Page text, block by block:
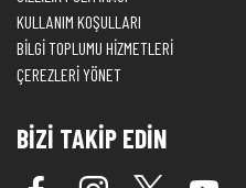
KULLANIM KOŞULLARI
BİLGİ TOPLUMU HİZMETLERİ
ÇEREZLERİ YÖNET
BİZİ TAKİP EDİN